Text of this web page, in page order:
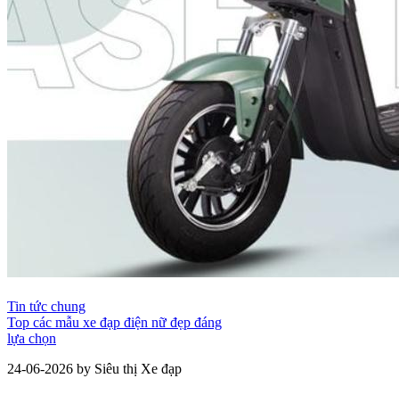
Tin tức chung
Top các mẫu xe đạp điện nữ đẹp đáng
lựa chọn
24-06-2026 by Siêu thị Xe đạp